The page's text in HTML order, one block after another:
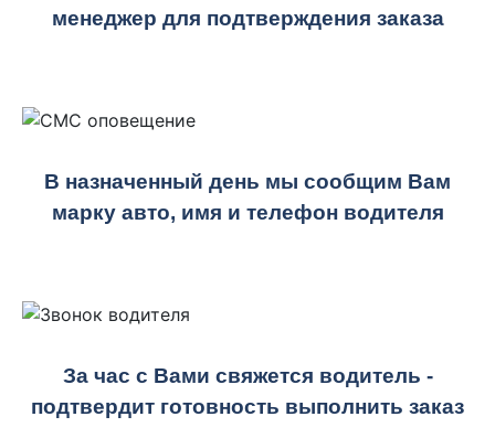
менеджер для подтверждения заказа
В назначенный день мы сообщим Вам
марку авто, имя и телефон водителя
За час с Вами свяжется водитель -
подтвердит готовность выполнить заказ